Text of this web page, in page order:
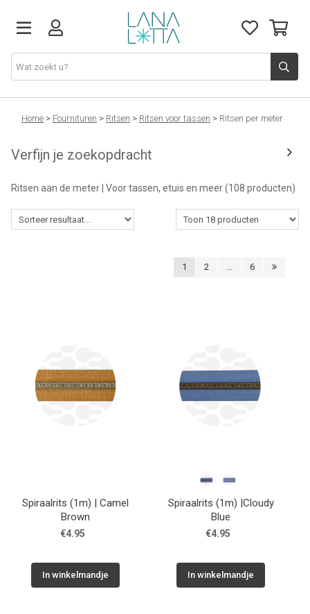
Stoffen
Fournituren
Naaigerief
Patronen
Cadeaubon
Home > Fournituren > Ritsen > Ritsen voor tassen > Ritsen per meter
Verfijn je zoekopdracht
Ritsen aan de meter | Voor tassen, etuis en meer(108 producten)
1 2 ... 6
Spiraalrits (1m) | Camel
Brown
€4.95
In winkelmandje
Spiraalrits (1m) |Cloudy
Blue
€4.95
In winkelmandje